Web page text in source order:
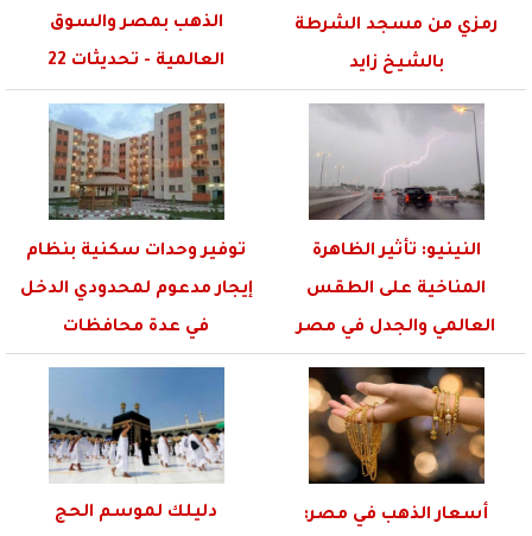
رمزي من مسجد الشرطة
بالشيخ زايد
الذهب بمصر والسوق
العالمية - تحديثات 22
نوفمبر...
النينيو: تأثير الظاهرة
المناخية على الطقس
العالمي والجدل في مصر
توفير وحدات سكنية بنظام
إيجار مدعوم لمحدودي الدخل
في عدة محافظات
أسعار الذهب في مصر:
دليلك لموسم الحج